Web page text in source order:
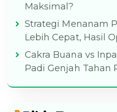
Maksimal?
Strategi Menanam
Lebih Cepat, Hasil
Cakra Buana vs
Padi Genjah Tahan